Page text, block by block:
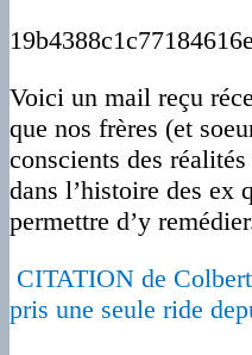
Voici un mail reçu
que nos frères (et
conscients des
dans l’histoire des ex
permettre d’y
CITATION de
pris une seule ride